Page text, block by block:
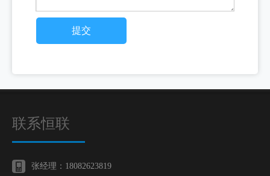
提交
联系恒联
张经理：18082623819